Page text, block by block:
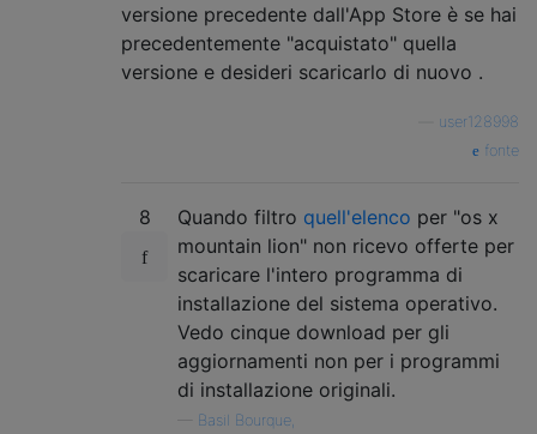
versione precedente dall'App Store è se hai
precedentemente "acquistato" quella
versione e desideri scaricarlo di nuovo .
user128998
fonte
8 Quando filtro quell'elenco per "os x
mountain lion" non ricevo offerte per
scaricare l'intero programma di
installazione del sistema operativo.
Vedo cinque download per gli
aggiornamenti non per i programmi
di installazione originali.
Basil Bourque,